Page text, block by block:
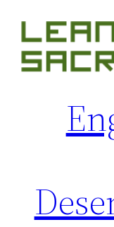
para
conteúdo